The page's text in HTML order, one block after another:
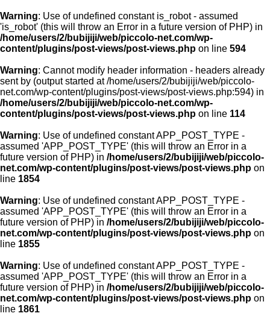
Warning: Use of undefined constant is_robot - assumed
'is_robot' (this will throw an Error in a future version of PHP) in
/home/users/2/bubijiji/web/piccolo-net.com/wp-
content/plugins/post-views/post-views.php on line 594
Warning: Cannot modify header information - headers already
sent by (output started at /home/users/2/bubijiji/web/piccolo-
net.com/wp-content/plugins/post-views/post-views.php:594) in
/home/users/2/bubijiji/web/piccolo-net.com/wp-
content/plugins/post-views/post-views.php on line 114
Warning: Use of undefined constant APP_POST_TYPE -
assumed 'APP_POST_TYPE' (this will throw an Error in a
future version of PHP) in /home/users/2/bubijiji/web/piccolo-
net.com/wp-content/plugins/post-views/post-views.php on
line 1854
Warning: Use of undefined constant APP_POST_TYPE -
assumed 'APP_POST_TYPE' (this will throw an Error in a
future version of PHP) in /home/users/2/bubijiji/web/piccolo-
net.com/wp-content/plugins/post-views/post-views.php on
line 1855
Warning: Use of undefined constant APP_POST_TYPE -
assumed 'APP_POST_TYPE' (this will throw an Error in a
future version of PHP) in /home/users/2/bubijiji/web/piccolo-
net.com/wp-content/plugins/post-views/post-views.php on
line 1861